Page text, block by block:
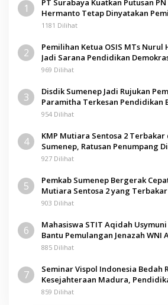
1
PT Surabaya Kuatkan Putusan
Hermanto Tetap Dinyatakan
Pamolokan
1181 Dilihat
2
Pemilihan Ketua OSIS MTs Nurul
Jadi Sarana Pendidikan
969 Dilihat
3
Disdik Sumenep Jadi Rujukan
Paramitha Terkesan Pendidikan
954 Dilihat
4
KMP Mutiara Sentosa 2
Sumenep, Ratusan Penumpang
927 Dilihat
5
Pemkab Sumenep Bergerak
Mutiara Sentosa 2 yang Terbakar
903 Dilihat
6
Mahasiswa STIT Aqidah
Bantu Pemulangan Jenazah WNI
885 Dilihat
7
Seminar Vispol Indonesia Bedah
Kesejahteraan Madura,
Kunci
859 Dilihat